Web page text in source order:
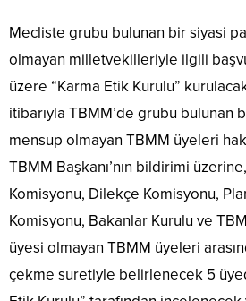
Mecliste grubu bulunan bir siyasi
olmayan milletvekilleriyle ilgili
üzere “Karma Etik Kurulu”
itibarıyla TBMM’de grubu bulunan
mensup olmayan TBMM üyeleri
TBMM Başkanı’nın bildirimi
Komisyonu, Dilekçe Komisyonu,
Komisyonu, Bakanlar Kurulu ve
üyesi olmayan TBMM üyeleri
çekme suretiyle belirlenecek 5